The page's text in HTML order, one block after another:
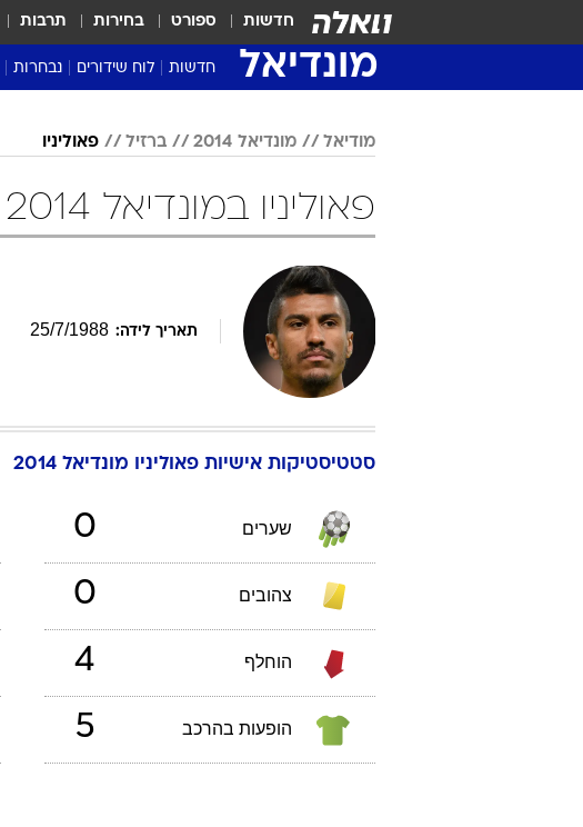
חדשות ספורט בחירות תרבות
מונדיאל חדשות לוח שידורים נבחרות
מודיאל מונדיאל 2014 ברזיל פאוליניו
פאוליניו במונדיאל 2014 כדורגל
תאריך לידה: 25/7/1988
סטטיסטיקות אישיות פאוליניו מונדיאל 2014
שערים 0
צהובים 0
הוחלף 4
הופעות בהרכב 5